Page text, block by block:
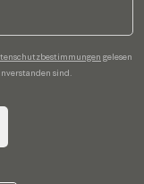
gelesen
sind.